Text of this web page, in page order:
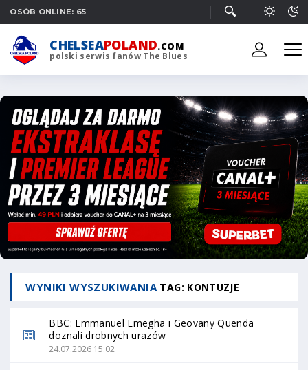
OSÓB ONLINE: 65
CHELSEAPOLAND.COM
polski serwis fanów The Blues
WYNIKI WYSZUKIWANIA TAG: KONTUZJE
BBC: Emmanuel Emegha i Geovany Quenda
doznali drobnych urazów
24.07.2026 15:02